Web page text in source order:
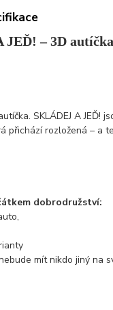
JEĎ! – 3D
SKLÁDEJ A JEĎ!
přichází rozložená – a
dobrodružství:
mít nikdo jiný na